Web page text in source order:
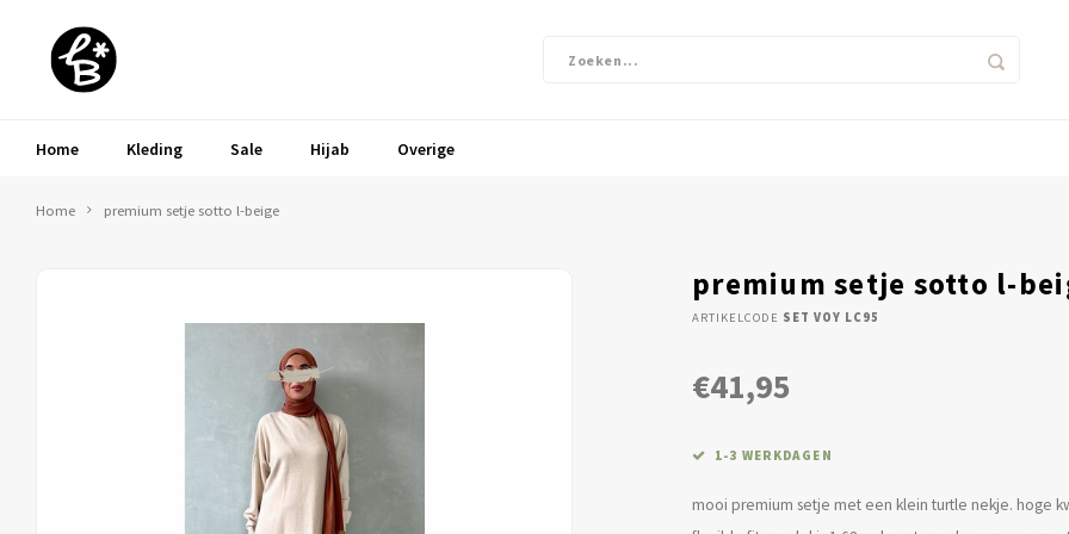
Home Kleding Sale Hijab Overige
Home premium setje sotto l-beige
premium setje sotto l-
ARTIKELCODE SET VOY LC95
€41,95
1-3 WERKDAGEN
mooi premium setje met een klein turtle nekje. hoge